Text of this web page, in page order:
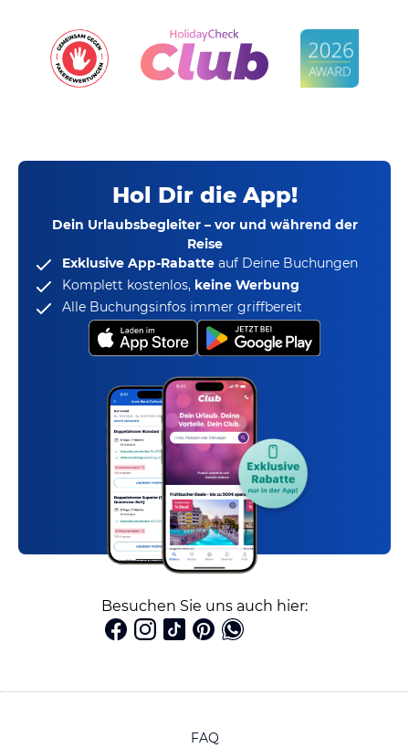
Hol Dir die App!
Dein Urlaubsbegleiter – vor und während der
Reise
Exklusive App-Rabatte auf Deine Buchungen
Komplett kostenlos, keine Werbung
Alle Buchungsinfos immer griffbereit
Besuchen Sie uns auch hier:
FAQ